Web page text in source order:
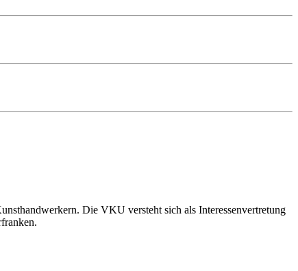
Die VKU versteht sich als Interessenvertretung